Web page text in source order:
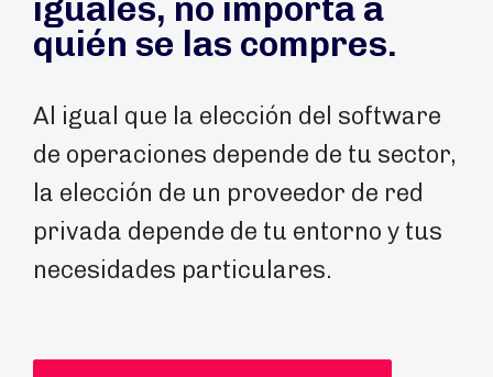
iguales, no importa a
quién se las compres.
Al igual que la elección del software
de operaciones depende de tu sector,
la elección de un proveedor de red
privada depende de tu entorno y tus
necesidades particulares.